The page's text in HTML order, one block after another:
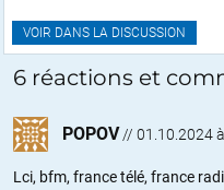
VOIR DANS LA DISCUSSION
6 réactions et
POPOV // 01.10.2024
Lci, bfm, france télé, france